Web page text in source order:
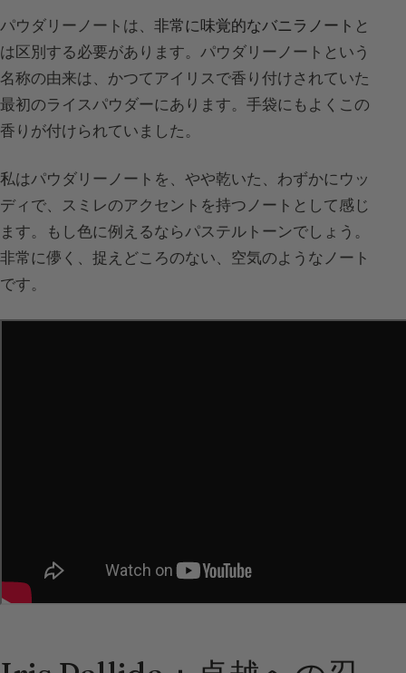
パウダリーノートは、 非常に味覚的なバニラノート と
は区別する必要があります。パウダリーノートという
名称の由来は、かつてアイリスで香り付けされていた
最初のライスパウダーにあります。手袋にもよくこの
香りが付けられていました。
私はパウダリーノートを、やや乾いた、わずかにウッ
ディで、スミレのアクセントを持つノートとして感じ
ます。もし色に例えるならパステルトーンでしょう。
非常に儚く、捉えどころのない、空気のようなノート
です。